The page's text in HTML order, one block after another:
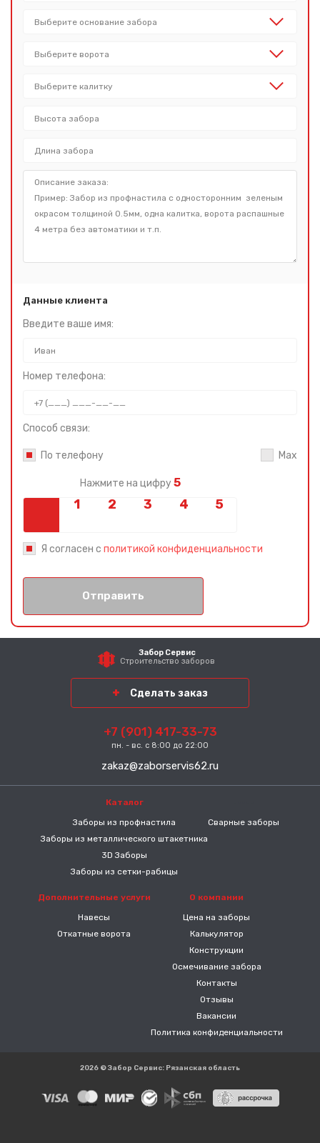
Данные клиента
Введите ваше имя:
Номер телефона:
Способ связи:
По телефону Max
Нажмите на цифру 5
Я согласен с политикой конфиденциальности
Отправить
Забор Сервис
Строительство заборов
Сделать заказ
+7 (901) 417-33-73
пн. - вс. с 8:00 до 22:00
zakaz@zaborservis62.ru
Каталог
Заборы из профнастила
Заборы из металлического штакетника
3D Заборы
Заборы из сетки-рабицы
Сварные заборы
Дополнительные услуги
Навесы
Откатные ворота
О компании
Цена на заборы
Калькулятор
Конструкции
Осмечивание забора
Контакты
Отзывы
Вакансии
Политика конфиденциальности
2026 © Забор Сервис: Рязанская область